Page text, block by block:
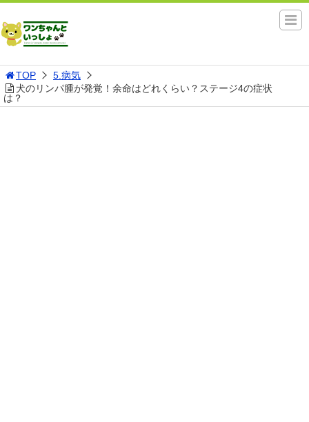
TOP
5.病気
犬のリンパ腫が発覚！余命はどれくらい？ステージ4の症状
は？